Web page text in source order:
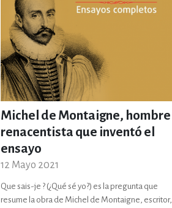
Michel de Montaigne, hombre
renacentista que inventó el
ensayo
12 Mayo 2021
Que sais-je ? (¿Qué sé yo?) es la pregunta que
resume la obra de Michel de Montaigne, escritor,